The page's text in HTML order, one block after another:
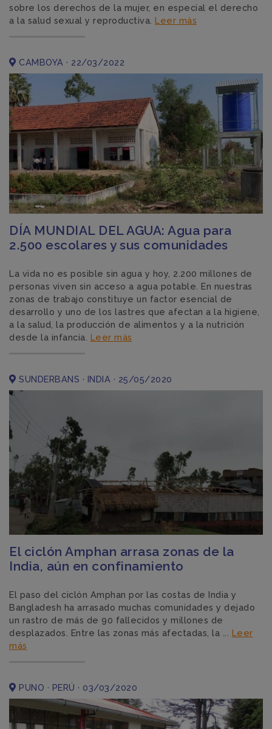
sobre los derechos de la mujer, en especial el derecho
a la salud sexual y reproductiva. Leer más
CAMBOYA · 22/03/2022
DÍA MUNDIAL DEL AGUA: Agua para
2.500 escolares y sus comunidades
La vida no es posible sin agua y hoy, 2.200 millones de
personas viven sin acceso a agua potable. En nuestras
zonas de trabajo constituye un factor esencial de
desarrollo y uno de los lastres que afectan a la higiene,
a la salud, la producción de alimentos y a la nutrición
desde la infancia. Leer más
SUNDERBANS · INDIA · 25/05/2020
El ciclón Amphan arrasa zonas de la
India, aún en confinamiento
El paso del ciclón Amphan por las costas de India y
Bangladesh ha arrasado muchas comunidades y dejado
un rastro de más de 90 fallecidos y millones de
desplazados. Entre las zonas más afectadas, la ... Leer
más
PUNO · PERÚ · 03/03/2020